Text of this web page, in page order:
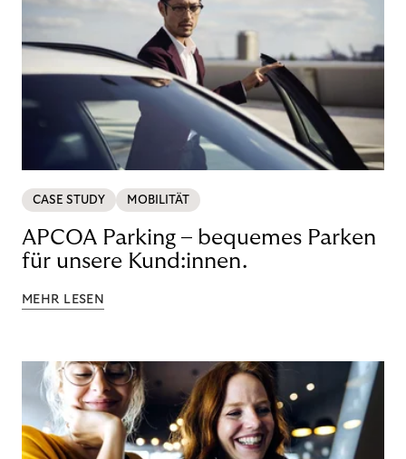
CASE STUDY MOBILITÄT
APCOA Parking – bequemes Parken
für unsere Kund:innen.
MEHR LESEN